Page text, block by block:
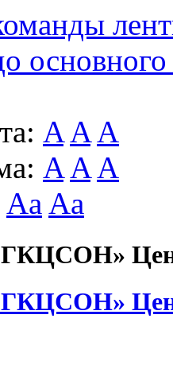
основного
A A A
A A A
Aa Aa